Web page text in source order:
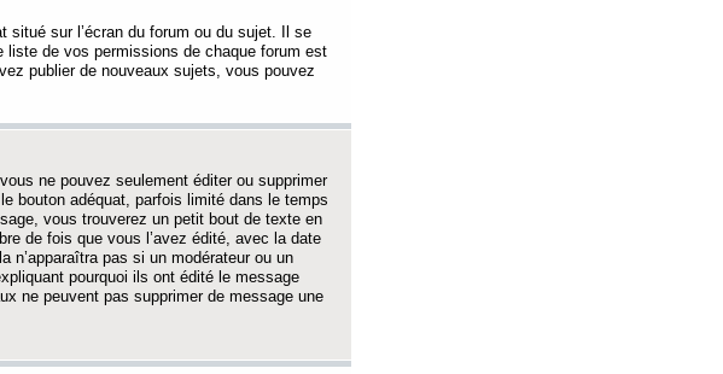
situé sur l’écran du forum ou du sujet. Il se
liste de vos permissions de chaque forum est
publier de nouveaux sujets, vous pouvez
ne pouvez seulement éditer ou supprimer
bouton adéquat, parfois limité dans le temps
vous trouverez un petit bout de texte en
de fois que vous l’avez édité, avec la date
n’apparaîtra pas si un modérateur ou un
pourquoi ils ont édité le message
ne peuvent pas supprimer de message une